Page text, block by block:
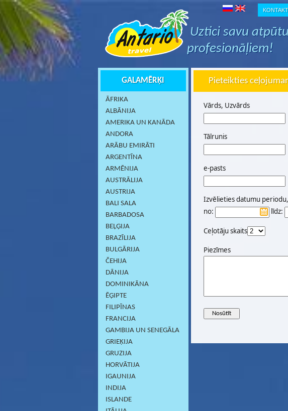
Uztici savu
profesionāļiem!
GALAMĒRĶI
ĀFRIKA
ALBĀNIJA
AMERIKA UN KANĀDA
ANDORA
ARĀBU EMIRĀTI
ARGENTĪNA
ARMĒNIJA
AUSTRĀLIJA
AUSTRIJA
BALI SALA
BARBADOSA
BEĻĢIJA
BRAZĪLIJA
BULGĀRIJA
ČEHIJA
DĀNIJA
DOMINIKĀNA
ĒĢIPTE
FILIPĪNAS
FRANCIJA
GAMBIJA UN SENEGĀLA
GRIEĶIJA
GRUZIJA
HORVĀTIJA
IGAUNIJA
INDIJA
ISLANDE
Pieteikties
Vārds, Uzvārds
Tālrunis
e-pasts
Izvēlieties datumu
no:
līdz:
Ceļotāju skaits
Piezīmes